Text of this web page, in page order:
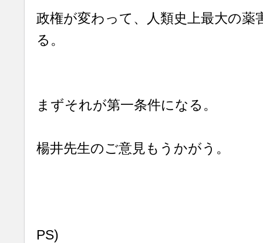
政権が変わって、人類史上最大の薬
る。
まずそれが第一条件になる。
楊井先生のご意見もうかがう。
PS)